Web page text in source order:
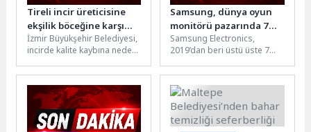
Tireli incir üreticisine
ekşilik böceğine karşı
tuzak dağıtıldı
İzmir Büyükşehir Belediyesi,
incirde kalite kaybına neden
mücadele kapsamında
Tire’de üreticilere çekici...
Samsung, dünya oyun
monitörü pazarında 7
yıldır liderliğini koruyor
Samsung Electronics,
2019’dan beri üstü üste 7
oyun monitörü markası
konumunu...